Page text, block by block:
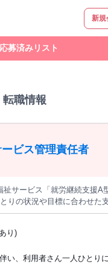
新規
応募済みリスト
職情報
ビス管理責任者
サービス「就労継続支援A
りの状況や目標に合わせた
で
を改修した古民家宿を運営し
利用者との面談、関係機
針共有など、サービス管
計・作業切り出し・進行
り)
い、利用者さん一人ひとり